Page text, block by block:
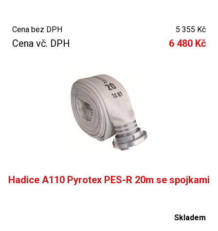
Cena bez DPH 5 355 Kč
Cena vč. DPH 6 480 Kč
Hadice A110 Pyrotex PES-R 20m se spojkami
Skladem